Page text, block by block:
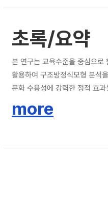
초록/요약
본 연구는 교육수준을 중심으
활용하여 구조방정식모형 분석
문화 수용성에 강력한 정적 효
의 시민의식 함양에 보다 적극
more